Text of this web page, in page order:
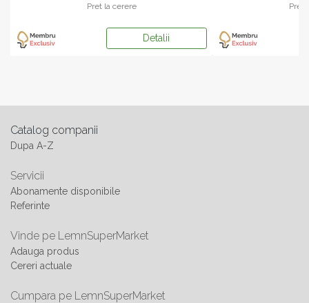
Pret la cerere
Detalii
Pret
Catalog companii
Dupa A-Z
Servicii
Abonamente disponibile
Referinte
Vinde pe LemnSuperMarket
Adauga produs
Cereri actuale
Cumpara pe LemnSuperMarket